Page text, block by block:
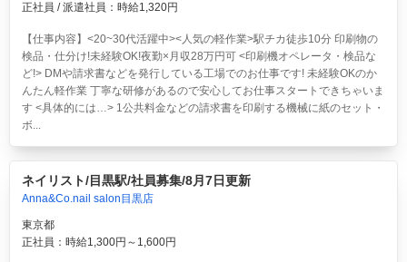
正社員 / 派遣社員：時給1,320円
【仕事内容】<20~30代活躍中><人気の軽作業>駅チカ徒歩10分 印刷物の
検品・仕分け!未経験OK!夜勤×月収28万円可 <印刷機オペレータ・検品な
ど!> DMや請求書などを発行している工場でのお仕事です! 未経験OKのか
んたん軽作業 丁寧な研修があるので安心してお仕事スタートできちゃいま
す <具体的には…> 1公共料金などの請求書を印刷する機械に紙のセット・
ボ...
ネイリスト/目黒駅/社員募集/8月7日更新
Anna&Co.nail salon目黒店
東京都
正社員：時給1,300円～1,600円